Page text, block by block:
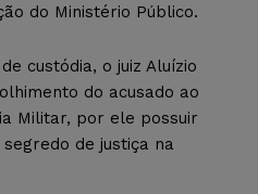
do Ministério Público.
custódia, o juiz Aluízio
do acusado ao
Militar, por ele possuir
de justiça na